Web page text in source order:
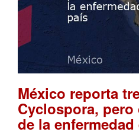
México reporta
Cyclospora,
de la